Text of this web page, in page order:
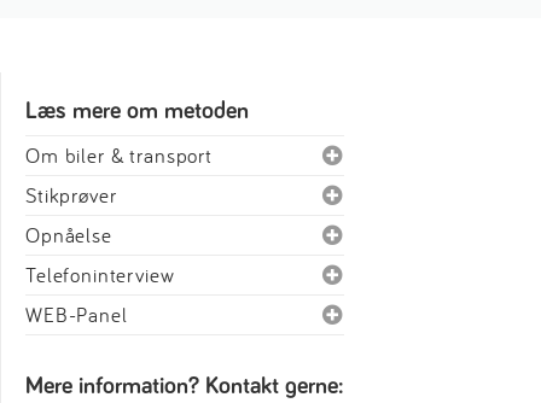
Læs mere om metoden
Om biler & transport
Stikprøver
Opnåelse
Telefoninterview
WEB-Panel
Mere information? Kontakt gerne: